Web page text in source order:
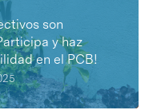
son
y haz
en el PCB!